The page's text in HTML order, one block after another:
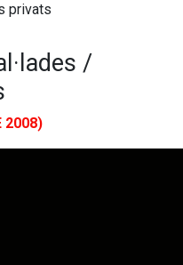
privats
/
2008)